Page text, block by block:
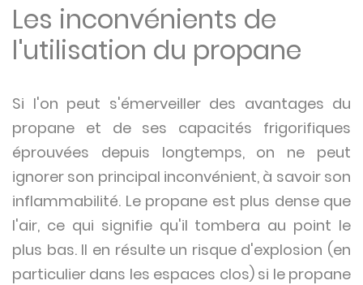
Les inconvénients de
l'utilisation du propane
Si l'on peut s'émerveiller des avantages du
propane et de ses capacités frigorifiques
éprouvées depuis longtemps, on ne peut
ignorer son principal inconvénient, à savoir son
inflammabilité. Le propane est plus dense que
l'air, ce qui signifie qu'il tombera au point le
plus bas. Il en résulte un risque d'explosion (en
particulier dans les espaces clos) si le propane